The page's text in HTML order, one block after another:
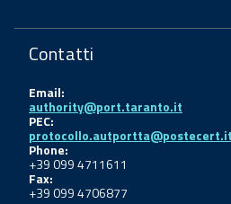
Contatti
Email:
authority@port.taranto.it
PEC:
protocollo.autportta@postecert.it
Phone:
+39 099 4711611
Fax:
+39 099 4706877